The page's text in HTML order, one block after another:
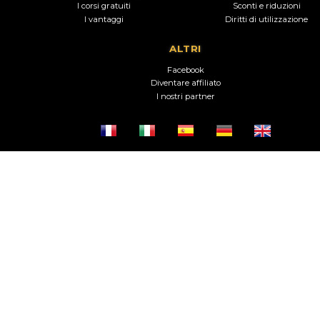
I corsi gratuiti
I vantaggi
Sconti e riduzioni
Diritti di utilizzazione
ALTRI
Facebook
Diventare affiliato
I nostri partner